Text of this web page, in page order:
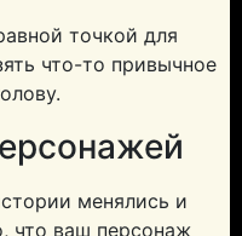
точкой для
что-то привычное
менялись и
что ваш персонаж